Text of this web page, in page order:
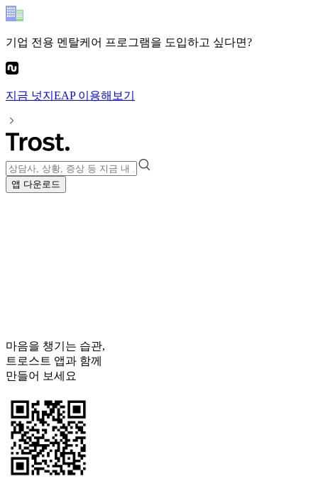
기업 전용 멘탈케어 프로그램을 도입하고 싶다면?
지금 넛지EAP이용해보기
앱 다운로드
마음을 챙기는 습관,
트로스트 앱과 함께
만들어 보세요